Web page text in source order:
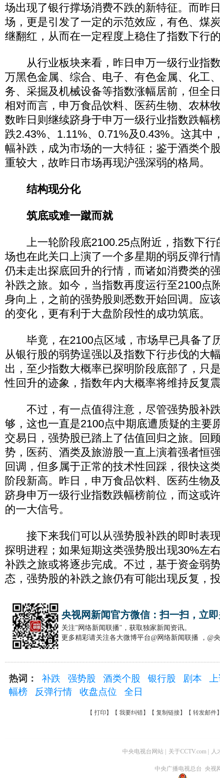
场出现了银行撑场消费不跌的新特征。而昨
场，更是引发了一定的示范效应，有色、煤
继翻红，从而在一定程度上稳住了指数下行
从行业板块来看，昨日申万一级行业指
万黑色金属、综合、电子、有色金属、化工
务、采掘及机械设备等指数涨幅居前，但全
相对而言，申万食品饮料、医药生物、农林
数昨日则继续跻身于申万一级行业指数跌幅
跌2.43%、1.11%、0.71%及0.43%。这其中
幅补跌，成为市场的一大特征；鉴于酒类个
重较大，故昨日市场再现沪强深弱的格局。
结构现分化
筑底或难一蹴而就
上一轮阶段底2100.25点附近，指数下行
场也在此关口上演了一个多星期的弱反弹行
仍未走出探底回升的行情，而诸如消费类的
补跌之旅。如今，当指数再度运行至2100点
身向上，之前的强势股则悉数开始回调。应
的变化，更有利于大盘阶段性的成功筑底。
毕竟，在2100点区域，市场早已具备了
从银行股的弱势逞强以及指数下行步伐的大
出，至少指数大概率已探明阶段底部了，只
性回升的迹象，指数年内大概率将维持反复
不过，有一点值得注意，尽管强势股补
够，这也一直是2100点中期底遭质疑的主要
交易日，强势股已踏上了估值回归之旅。回
势，医药、酒类及旅游股一直上演着强者恒
回调，但多属于正常的技术性回踩，很快这
阶段新高。昨日，申万食品饮料、医药生物
跻身申万一级行业指数跌幅榜前位，而这或
的一大信号。
接下来我们可以从强势股补跌的即时表
探明进程；如果短期这类强势股出现30%左
补跌之旅或将逐步完成。不过，基于资金弱
态，强势股的补跌之旅仍有可能出现反复，
央视网新闻官方微信：扫一扫，立
关注"网络新闻联播"，获取独家新闻资讯。
更多精彩请关注各大微博平台@网络新闻联播 ，@
热词： 补跌 强势股 酒类个股 银行股 剧本
幅榜
反弹行情 收盘点位 全日
【 打印 】【 我要纠错】【 复制链接】【 转发邮件
中央电视台网站 关于CCTV.com 人
中央广播电视总台 央视